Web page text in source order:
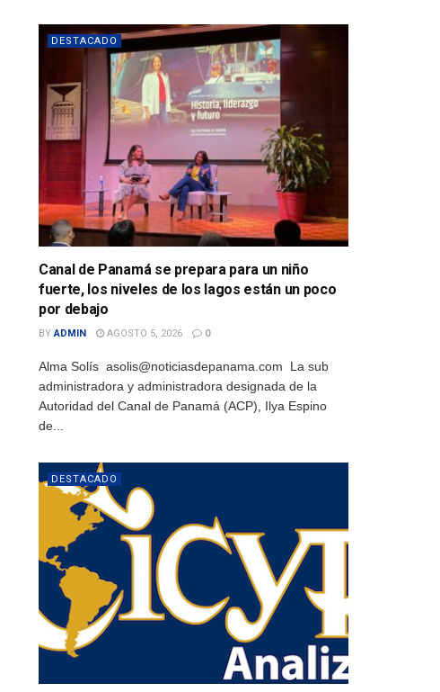
DESTACADO
Canal de Panamá se prepara para un niño
fuerte, los niveles de los lagos están un poco
por debajo
BY ADMIN AGOSTO 5, 2026 0
Alma Solís asolis@noticiasdepanama.com La sub
administradora y administradora designada de la
Autoridad del Canal de Panamá (ACP), Ilya Espino
de...
DESTACADO